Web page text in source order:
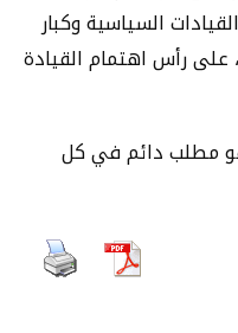
السياسية وكبار
على رأس اهتمام القيادة
مطلب دائم في كل